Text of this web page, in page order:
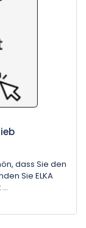
dass Sie den
Sie ELKA